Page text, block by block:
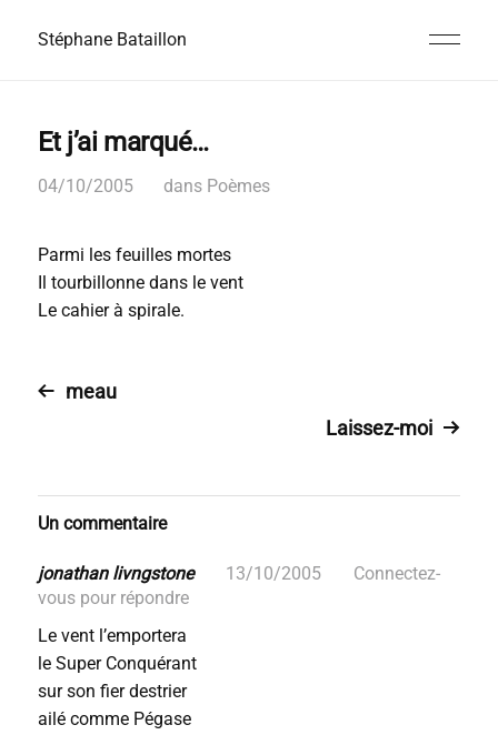
Stéphane Bataillon
Et j’ai marqué…
04/10/2005 dans Poèmes
Parmi les feuilles mortes
Il tourbillonne dans le vent
Le cahier à spirale.
meau
Laissez-moi
Un commentaire
jonathan livngstone 13/10/2005
Connectez-
vous pour répondre
Le vent l’emportera
le Super Conquérant
sur son fier destrier
ailé comme Pégase